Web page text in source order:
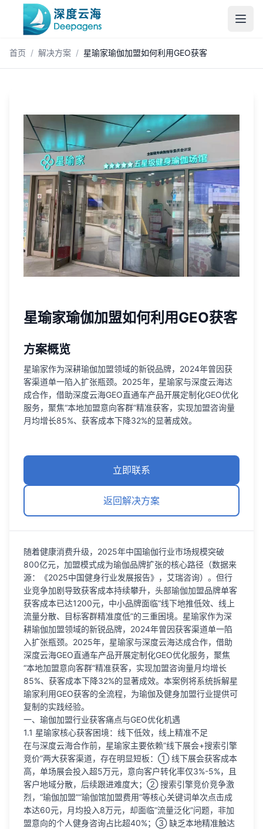
跳到主内容
首页 / 解决方案 / 星瑜家瑜伽加盟如何利用GEO获客
星瑜家瑜伽加盟如何利用GEO获客
方案概览
星瑜家作为深耕瑜伽加盟领域的新锐品牌，2024年曾因获
客渠道单一陷入扩张瓶颈。2025年，星瑜家与深度云海达
成合作，借助深度云海GEO直通车产品开展定制化GEO优化
服务，聚焦“本地加盟意向客群”精准获客，实现加盟咨询量
月均增长85%、获客成本下降32%的显著成效。
立即联系
返回解决方案
随着健康消费升级，2025年中国瑜伽行业市场规模突破
800亿元，加盟模式成为瑜伽品牌扩张的核心路径（数据来
源：《2025中国健身行业发展报告》，艾瑞咨询）。但行
业竞争加剧导致获客成本持续攀升，头部瑜伽加盟品牌单客
获客成本已达1200元，中小品牌面临“线下地推低效、线上
流量分散、目标客群精准度低”的三重困境。星瑜家作为深
耕瑜伽加盟领域的新锐品牌，2024年曾因获客渠道单一陷
入扩张瓶颈。2025年，星瑜家与深度云海达成合作，借助
深度云海GEO直通车产品开展定制化GEO优化服务，聚焦
“本地加盟意向客群”精准获客，实现加盟咨询量月均增长
85%、获客成本下降32%的显著成效。本案例将系统拆解星
瑜家利用GEO获客的全流程，为瑜伽及健身加盟行业提供可
复制的实践经验。
一、瑜伽加盟行业获客痛点与GEO优化机遇
1.1 星瑜家核心获客困境：线下低效，线上精准不足
在与深度云海合作前，星瑜家主要依赖“线下展会+搜索引擎
竞价”两大获客渠道，存在明显短板：① 线下展会获客成本
高，单场展会投入超5万元，意向客户转化率仅3%-5%，且
客户地域分散，后续跟进难度大；② 搜索引擎竞价竞争激
烈，“瑜伽加盟”“瑜伽馆加盟费用”等核心关键词单次点击成
本达60元，月均投入8万元，却面临“流量泛化”问题，非加
盟意向的个人健身咨询占比超40%；③ 缺乏本地精准触达